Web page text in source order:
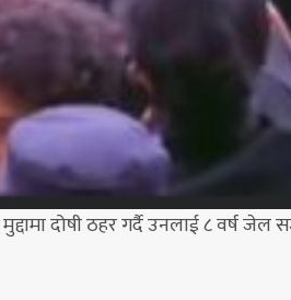
दोषी ठहर गर्दै उनलाई ८ वर्ष